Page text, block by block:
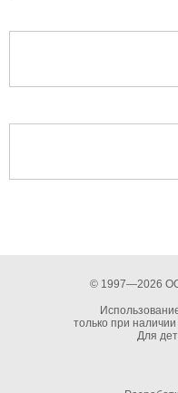
© 1997—2026
только при
Для